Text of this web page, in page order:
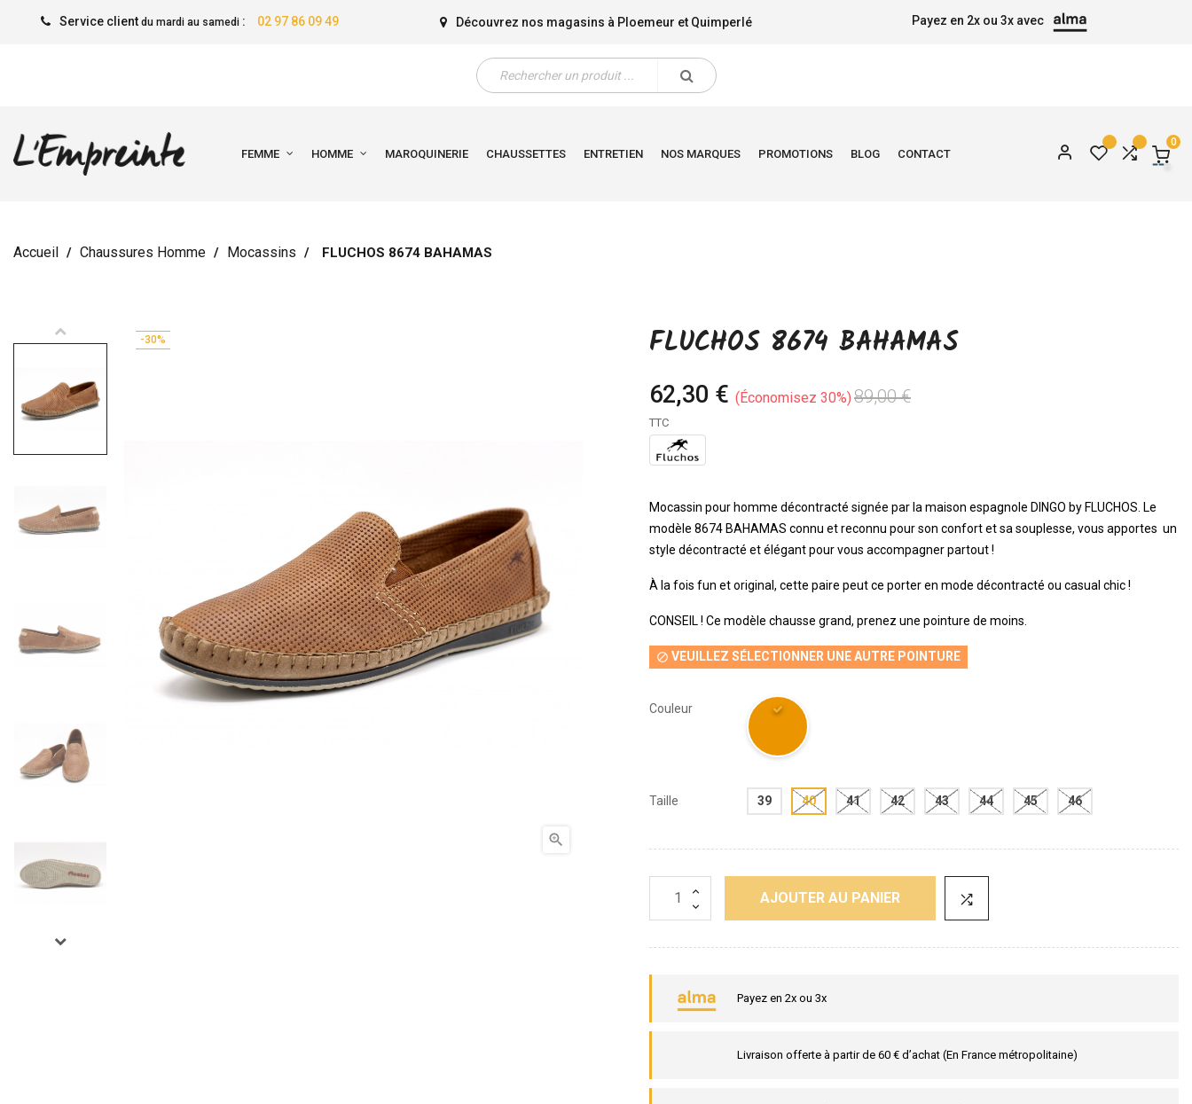
Service client du mardi au samedi: 02 97 86 09 49 Découvrez nos magasins à Ploemeur et Quimperlé Payez en 2x ou 3x avec
FEMME HOMME MAROQUINERIE CHAUSSETTES ENTRETIEN NOS MARQUES PROMOTIONS BLOG CONTACT
0
Accueil Chaussures Homme Mocassins FLUCHOS 8674 BAHAMAS
-30%

FLUCHOS 8674 BAHAMAS
62,30 € Économisez 30% 89,00 €
TTC
Mocassin pour homme décontracté signée par la maison espagnole DINGO by FLUCHOS. Le
modèle 8674 BAHAMAS connu et reconnu pour son confort et sa souplesse, vous apportes un
style décontracté et élégant pour vous accompagner partout !
À la fois fun et original, cette paire peut ce porter en mode décontracté ou casual chic !
CONSEIL ! Ce modèle chausse grand, prenez une pointure de moins.
 VEUILLEZ SÉLECTIONNER UNE AUTRE POINTURE
Couleur
Taille 39 40 41 42 43 44 45 46
AJOUTER AU PANIER
Payez en 2x ou 3x
Livraison offerte à partir de 60 € d’achat (En France métropolitaine)